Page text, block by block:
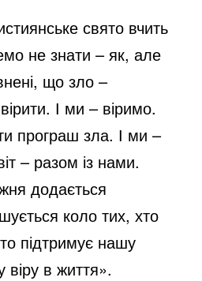
свято вчить
не знати – як, але
що зло –
І ми – віримо.
програш зла. І ми –
– разом із нами.
додається
коло тих, хто
підтримує нашу
віру в життя».